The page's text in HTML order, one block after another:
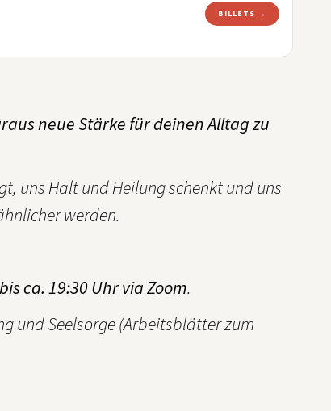
BILLETS →
neue Stärke für deinen Alltag zu
uns Halt und Heilung schenkt und uns
werden.
ca. 19:30 Uhr via Zoom.
und Seelsorge (Arbeitsblätter zum